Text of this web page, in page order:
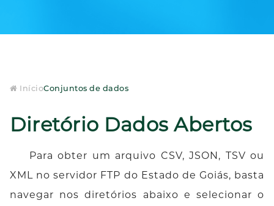
InícioConjuntos de dados
Diretório Dados Abertos
Para obter um arquivo CSV, JSON, TSV ou
XML no servidor FTP do Estado de Goiás, basta
navegar nos diretórios abaixo e selecionar o